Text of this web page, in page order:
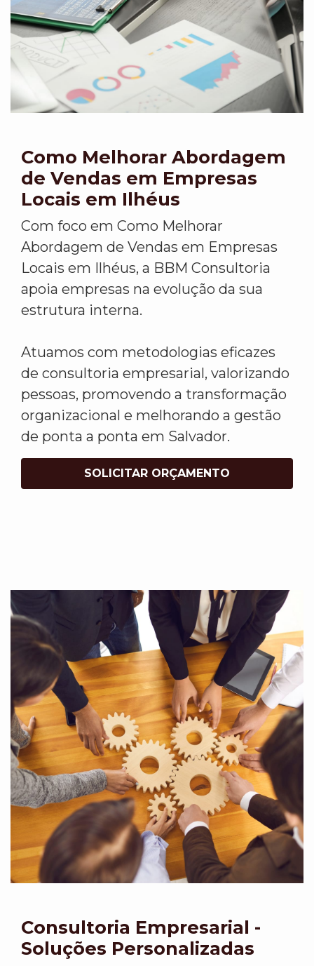
Como Melhorar Abordagem
de Vendas em Empresas
Locais em Ilhéus
Com foco em Como Melhorar
Abordagem de Vendas em Empresas
Locais em Ilhéus, a BBM Consultoria
apoia empresas na evolução da sua
estrutura interna.
Atuamos com metodologias eficazes
de consultoria empresarial, valorizando
pessoas, promovendo a transformação
organizacional e melhorando a gestão
de ponta a ponta em Salvador.
SOLICITAR ORÇAMENTO
Consultoria Empresarial -
Soluções Personalizadas